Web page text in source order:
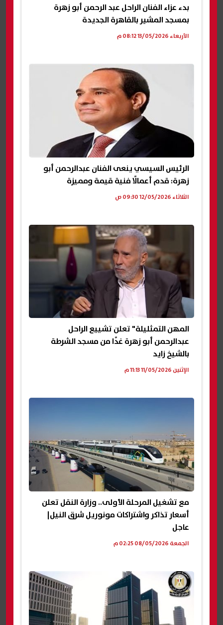
بدء عزاء الفنان الراحل عبد الرحمن أبو زهرة
بمسجد المشير بالقاهرة الجديدة
الأربعاء 13/05/2026 08:12 م
الرئيس السيسي ينعى الفنان عبدالرحمن أبو
زهرة: قدم أعمالًا فنية قيمة ومميزة
الثلاثاء 12/05/2026 09:30 ص
المهن التمثليلة" تعلن تشييع الراحل
عبدالرحمن أبو زهرة غدًا من مسجد الشرطة
بالشيخ زايد
الإثنين 11/05/2026 11:13 م
مع تشغيل المرحلة الأولى.. وزارة النقل تعلن
أسعار تذاكر واشتراكات مونوريل شرق النيل|
عاجل
الجمعة 08/05/2026 02:25 م